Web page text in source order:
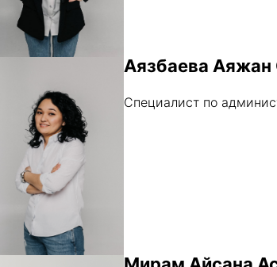
Аязбаева Аяжан
Специалист по